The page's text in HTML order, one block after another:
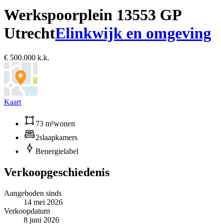
Werkspoorplein 13553 GP
UtrechtElinkwijk en omgeving
€ 500.000 k.k.
Kaart
73 m²wonen
2slaapkamers
Benergielabel
Verkoopgeschiedenis
Aangeboden sinds
14 mei 2026
Verkoopdatum
8 juni 2026